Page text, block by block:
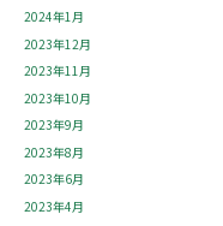
2024年1月
2023年12月
2023年11月
2023年10月
2023年9月
2023年8月
2023年6月
2023年4月